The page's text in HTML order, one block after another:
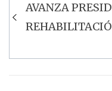
Navegación
de
entradas
AVANZA